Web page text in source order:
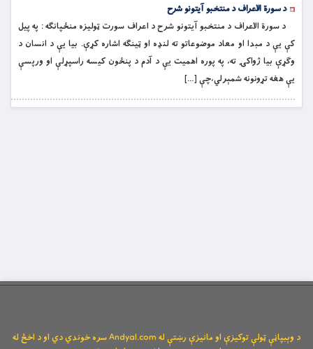
د سورة الاعراف د منتخبو آیتونو شرح
د سورة الاعراف د منتخبو آیتونو شرح د اعراف سورت ټوليزه منځپانګه : په پيل
کې يې د مبدا او معاد موضوعاتو ته لنډه او ټينګه اشاره کړې. بيا يې د انسان د
وګړې بيا ژواکۍ ته، په پوره اهميت یې د آدم د پنځون کيسه راسپړلې او ورپسې
يې هغه تړونونه شمېرلي،چې […]
د وېبپاڼې ټولې توکیزې او مانیزې رښتې له Andyal.com سره خوندي دي او د اخځ له